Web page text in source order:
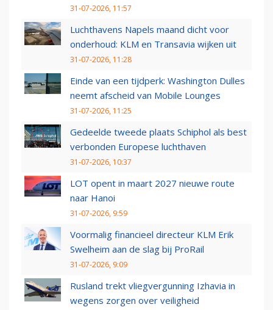
31-07-2026, 11:57
Luchthavens Napels maand dicht voor
onderhoud: KLM en Transavia wijken uit
31-07-2026, 11:28
Einde van een tijdperk: Washington Dulles
neemt afscheid van Mobile Lounges
31-07-2026, 11:25
Gedeelde tweede plaats Schiphol als best
verbonden Europese luchthaven
31-07-2026, 10:37
LOT opent in maart 2027 nieuwe route
naar Hanoi
31-07-2026, 9:59
Voormalig financieel directeur KLM Erik
Swelheim aan de slag bij ProRail
31-07-2026, 9:09
Rusland trekt vliegvergunning Izhavia in
wegens zorgen over veiligheid